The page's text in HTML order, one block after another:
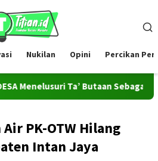
Nukilan Opini Percikan
Ta’ Butaan Sebagai Ikon
PK-OTW Hilang
Intan Jaya